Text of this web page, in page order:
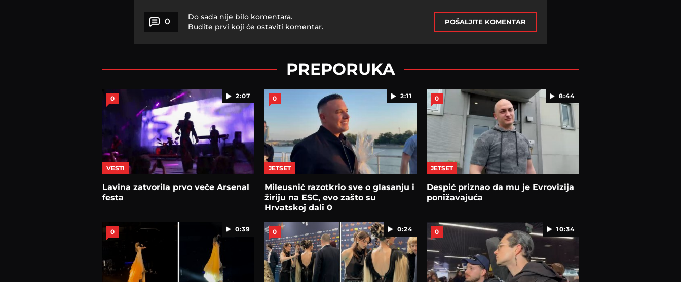
0
Do sada nije bilo komentara.
Budite prvi koji će ostaviti komentar.
POŠALJITE KOMENTAR
PREPORUKA
2:07
0
VESTI
Lavina zatvorila prvo veče Arsenal
festa
2:11
0
JETSET
Mileusnić razotkrio sve o glasanju i
žiriju na ESC, evo zašto su
Hrvatskoj dali 0
8:44
0
JETSET
Despić priznao da mu je Evrovizija
ponižavajuća
0:39
0 0:24
0 10:34
0